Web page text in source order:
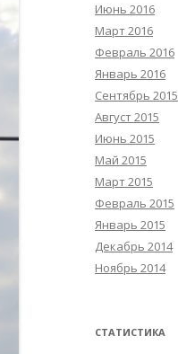
Июнь 2016
Март 2016
Февраль 2016
Январь 2016
Сентябрь 2015
Август 2015
Июнь 2015
Май 2015
Март 2015
Февраль 2015
Январь 2015
Декабрь 2014
Ноябрь 2014
СТАТИСТИКА